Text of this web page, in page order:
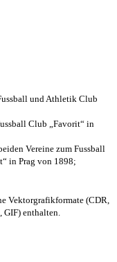
und Athletik Club
Club „Favorit“ in
Vereine zum Fussball
in Prag von 1898;
Vektorgrafikformate (CDR,
GIF) enthalten.